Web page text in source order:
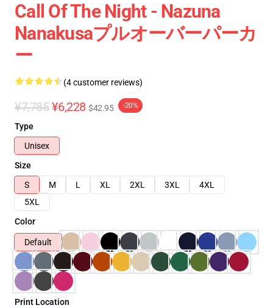
Call Of The Night - Nazuna
Nanakusaプルオーバーパーカ
ー
(4 customer reviews)
¥7,785 ¥6,228 $42.95 -20%
Type
Unisex
Size
S
M L XL 2XL 3XL
4XL
5XL
Color
Default
Print Location